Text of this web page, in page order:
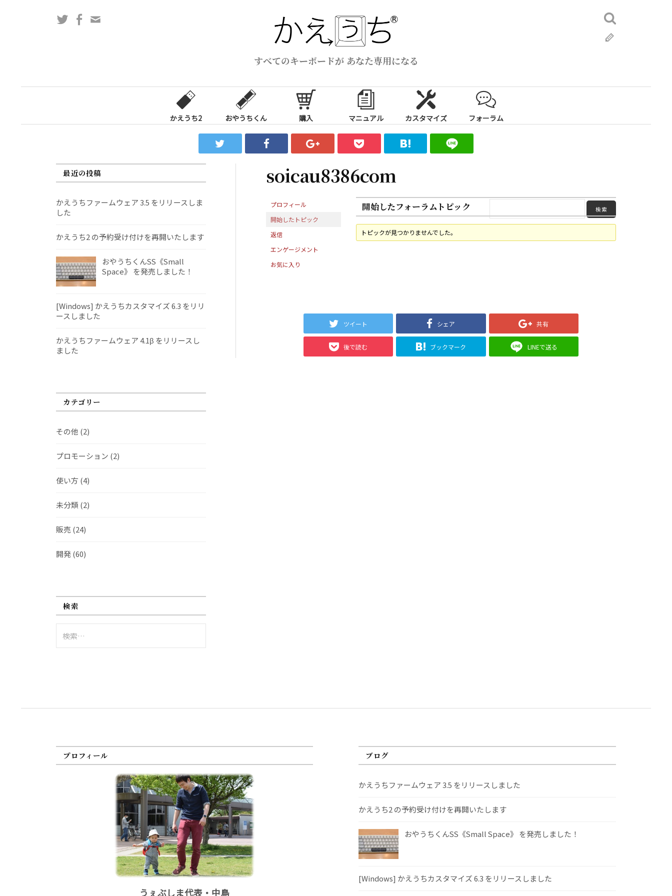
ス
すべてのキーボードが あなた専用になる
TwitterFacebook
検
索:
かえうち2 おやうちくん 購入 マニュアル カスタマイズ フォーラム
soicau8386com
プロフィール
開始したトピック
返信
エンゲージメント
お気に入り
開始したフォーラムトピック
トピックが見つかりませんでした。
ツイート シェア 共有
後で読む ブックマーク LINEで送る
最近の投稿
かえうちファームウェア 3.5 をリリースしま
した
かえうち2 の予約受け付けを再開いたします
おやうちくんSS《Small
Space》 を発売しました！
[Windows] かえうちカスタマイズ 6.3 をリリ
ースしました
かえうちファームウェア 4.1β をリリースし
ました
カテゴリー
その他 (2)
プロモーション (2)
使い方 (4)
未分類 (2)
販売 (24)
開発(60)
検索
索:
プロフィール
うぇぶしま代表・中島
ブログ
かえうちファームウェア 3.5 をリリースしました
かえうち2 の予約受け付けを再開いたします
おやうちくんSS《Small Space》 を発売しました！
[Windows] かえうちカスタマイズ 6.3 をリリースしました